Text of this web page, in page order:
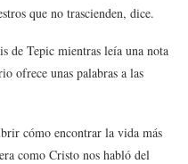
que no trascienden, dice.
de Tepic mientras leía una nota
ofrece unas palabras a las
cómo encontrar la vida más
como Cristo nos habló del